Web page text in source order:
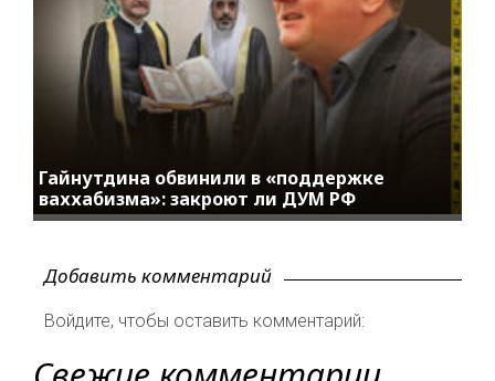
Гайнутдина обвинили в «поддержке
ваххабизма»: закроют ли ДУМ РФ
Добавить комментарий
Войдите, чтобы оставить комментарий: